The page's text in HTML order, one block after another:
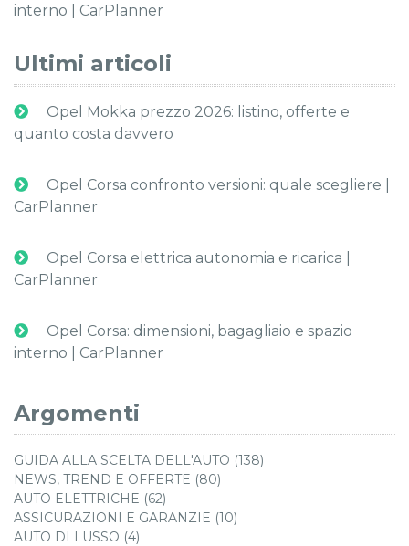
interno | CarPlanner
Ultimi articoli
Opel Mokka prezzo 2026: listino, offerte e
quanto costa davvero
Opel Corsa confronto versioni: quale scegliere |
CarPlanner
Opel Corsa elettrica autonomia e ricarica |
CarPlanner
Opel Corsa: dimensioni, bagagliaio e spazio
interno | CarPlanner
Argomenti
GUIDA ALLA SCELTA DELL'AUTO (138)
NEWS, TREND E OFFERTE (80)
AUTO ELETTRICHE (62)
ASSICURAZIONI E GARANZIE (10)
AUTO DI LUSSO (4)